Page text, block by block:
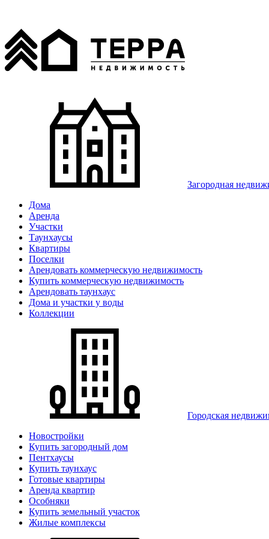
Загородная
Дома
Аренда
Участки
Таунхаусы
Квартиры
Поселки
Арендовать коммерческую недвижимость
Купить коммерческую недвижимость
Арендовать таунхаус
Дома и участки у воды
Коллекции
Городская
Новостройки
Купить загородный дом
Пентхаусы
Купить таунхаус
Готовые квартиры
Аренда квартир
Особняки
Купить земельный участок
Жилые комплексы